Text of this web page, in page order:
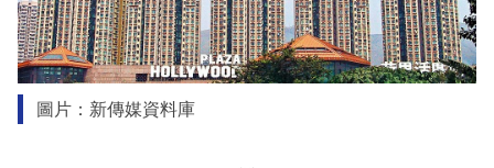
圖片：新傳媒資料庫